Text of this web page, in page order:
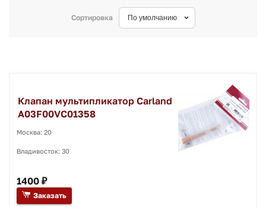
Сортировка
Клапан мультипликатор Carland
A03F00VC01358
Москва: 20
Владивосток: 30
1400 ₽
Заказать